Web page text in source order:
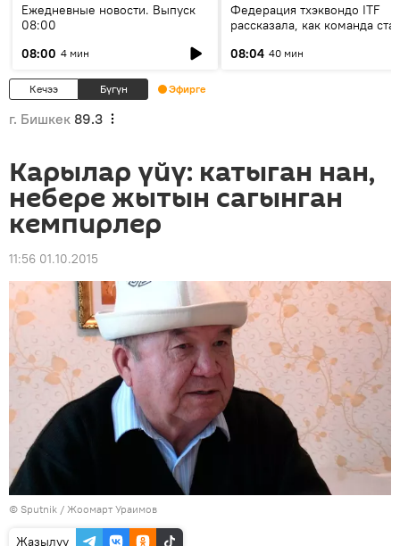
Ежедневные новости. Выпуск
08:00
08:00 4 мин
Федерация тхэквондо ITF
рассказала, как команда
08:04 40 мин
Кечээ Бүгүн Эфирге
г. Бишкек 89.3
Карылар үйү: катыган нан,
небере жытын сагынган
кемпирлер
11:56 01.10.2015
© Sputnik / Жоомарт Ураимов
Жазылуу